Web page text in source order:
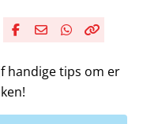
handige tips om er